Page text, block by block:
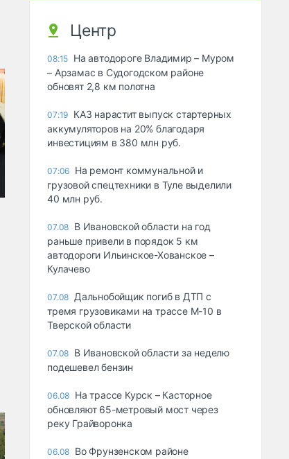
Центр
08:15 На автодороге Владимир – Муром
– Арзамас в Судогодском районе
обновят 2,8 км полотна
07:19 КАЗ нарастит выпуск стартерных
аккумуляторов на 20% благодаря
инвестициям в 380 млн руб.
07:06 На ремонт коммунальной и
грузовой спецтехники в Туле выделили
40 млн руб.
07.08 В Ивановской области на год
раньше привели в порядок 5 км
автодороги Ильинское-Хованское –
Кулачево
07.08 Дальнобойщик погиб в ДТП с
тремя грузовиками на трассе М-10 в
Тверской области
07.08 В Ивановской области за неделю
подешевел бензин
06.08 На трассе Курск – Касторное
обновляют 65-метровый мост через
реку Грайворонка
06.08 Во Фрунзенском районе